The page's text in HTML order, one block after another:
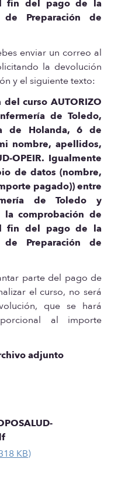
fin del pago de la
Preparación de
enviar un correo al
la devolución
y el siguiente texto:
curso AUTORIZO
de Toledo,
de Holanda, 6 de
nombre, apellidos,
OPEIR. Igualmente
de datos (nombre,
pagado)) entre
de Toledo y
la comprobación de
fin del pago de la
Preparación de
parte del pago de
el curso, no será
que se hará
al importe
adjunto
KB)